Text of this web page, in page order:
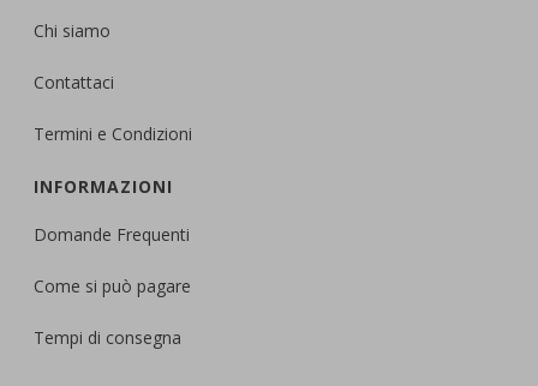
Chi siamo
Contattaci
Termini e Condizioni
INFORMAZIONI
Domande Frequenti
Come si può pagare
Tempi di consegna